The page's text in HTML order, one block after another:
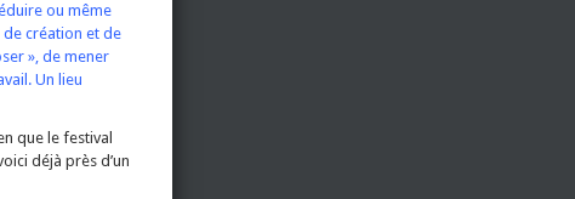
ou même
création et de
», de mener
Un lieu
que le festival
déjà près d’un